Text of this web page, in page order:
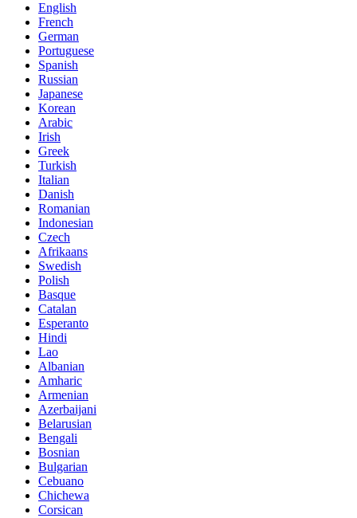
English
French
German
Portuguese
Spanish
Russian
Japanese
Korean
Arabic
Irish
Greek
Turkish
Italian
Danish
Romanian
Indonesian
Czech
Afrikaans
Swedish
Polish
Basque
Catalan
Esperanto
Hindi
Lao
Albanian
Amharic
Armenian
Azerbaijani
Belarusian
Bengali
Bosnian
Bulgarian
Cebuano
Chichewa
Corsican